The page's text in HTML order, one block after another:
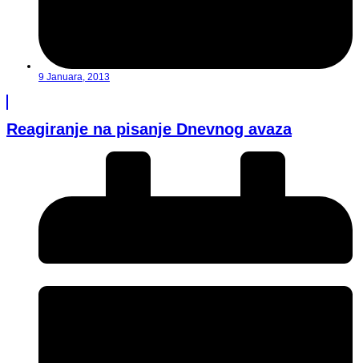
9 Januara, 2013
Reagiranje na pisanje Dnevnog avaza